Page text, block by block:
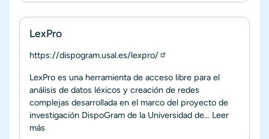
LexPro
https://dispogram.usal.es/lexpro/
LexPro es una herramienta de acceso libre para el
análisis de datos léxicos y creación de redes
complejas desarrollada en el marco del proyecto de
investigación DispoGram de la Universidad de... Leer
más